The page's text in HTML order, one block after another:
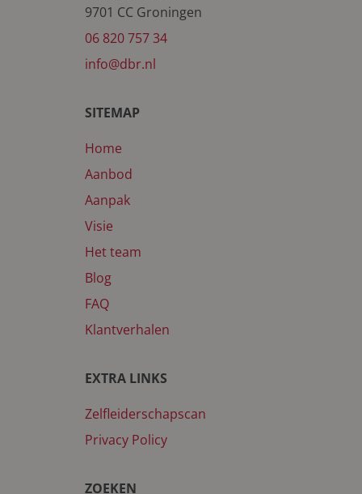
9701 CC Groningen
06 820 757 34
info@dbr.nl
SITEMAP
Home
Aanbod
Aanpak
Visie
Het team
Blog
FAQ
Klantverhalen
EXTRA LINKS
Zelfleiderschapscan
Privacy Policy
ZOEKEN